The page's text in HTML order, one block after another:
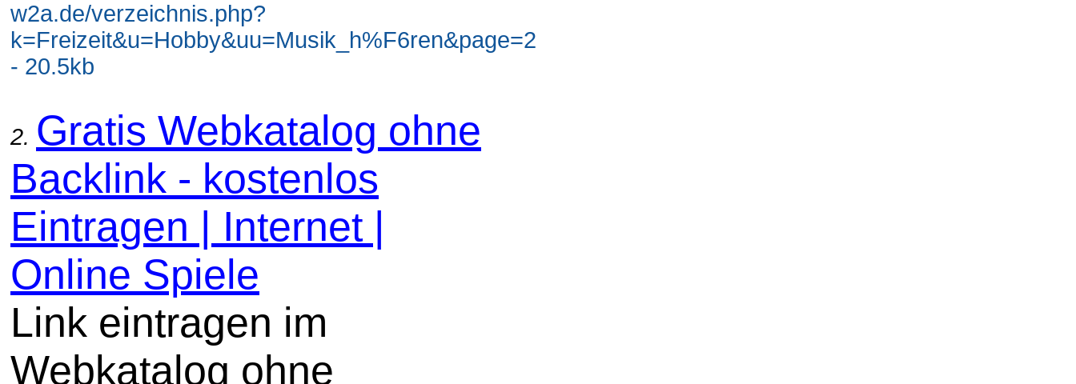
w2a.de/verzeichnis.php?
k=Freizeit&u=Hobby&uu=Musik_h%F6ren&page=2
- 20.5kb
2. Gratis Webkatalog ohne
Backlink - kostenlos
Eintragen | Internet |
Online Spiele
Link eintragen im
Webkatalog ohne